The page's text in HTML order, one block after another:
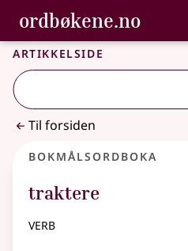
Gå til hovedinnhold
Tilgjengelighet
ordbøkene.no,
Bokmålsordboka og Nynorskordboka
Artikkelside
Til forsiden
Bokmålsordboka
traktere
verb